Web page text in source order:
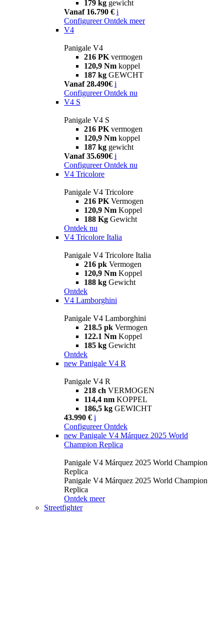
179 kg gewicht
Vanaf 16.790 € i
Configureer Ontdek meer
V4
Panigale V4
216 PK vermogen
120,9 Nm koppel
187 kg GEWCHT
Vanaf 28.490€ i
Configureer Ontdek nu
V4 S
Panigale V4 S
216 PK vermogen
120,9 Nm koppel
187 kg gewicht
Vanaf 35.690€ i
Configureer Ontdek nu
V4 Tricolore
Panigale V4 Tricolore
216 PK Vermogen
120,9 Nm Koppel
188 Kg Gewicht
Ontdek nu
V4 Tricolore Italia
Panigale V4 Tricolore Italia
216 pk Vermogen
120,9 Nm Koppel
188 kg Gewicht
Ontdek
V4 Lamborghini
Panigale V4 Lamborghini
218.5 pk Vermogen
122.1 Nm Koppel
185 kg Gewicht
Ontdek
new Panigale V4 R
Panigale V4 R
218 ch VERMOGEN
114,4 nm KOPPEL
186,5 kg GEWICHT
43.990 € i
Configureer Ontdek
new Panigale V4 Márquez 2025 World
Champion Replica
Panigale V4 Márquez 2025 World Champion
Replica
Panigale V4 Márquez 2025 World Champion
Replica
Ontdek meer
Streetfighter